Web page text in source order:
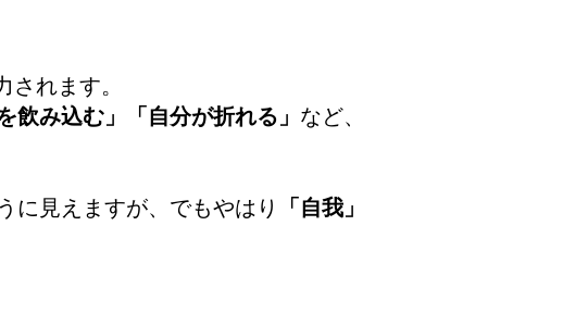
れます。
飲み込む」「自分が折れる」 など、
に見えますが、でもやはり
「自我」